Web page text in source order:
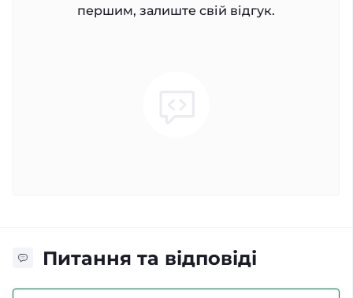
першим, залиште свій відгук.
Питання та відповіді